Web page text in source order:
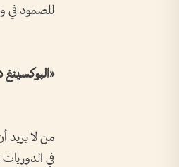
للصمود في
من لا يريد
في